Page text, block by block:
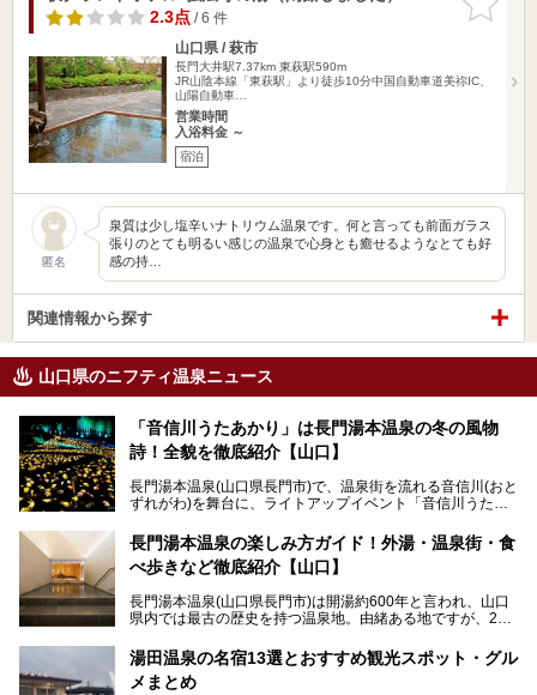
りに追加
2.3点/ 6 件
山口県 / 萩市
長門大井駅7.37km 東萩駅590m
JR山陰本線「東萩駅」より徒歩10分中国自動車道美祢IC、
山陽自動車…
営業時間
入浴料金 ～
宿泊
匿名
泉質は少し塩辛いナトリウム温泉です。何と言っても前面ガラス
張りのとても明るい感じの温泉で心身とも癒せるようなとても好
感の持…
関連情報から探す
山口県のニフティ温泉ニュース
「音信川うたあかり」は長門湯本温泉の冬の風物
詩！全貌を徹底紹介【山口】
長門湯本温泉(山口県長門市)で、温泉街を流れる音信川(おと
ずれがわ)を舞台に、ライトアップイベント「音信川うたあ
～3月3日(日)。詩のナレーションや音楽に合わせた幻想的な
光の演出や、地元児童生徒が製作した作品などを設置。温泉
街を一段と輝かせてくれます。
今回は筆者自ら「音信川うたあかり2024」を体験し、その
全貌を徹底紹介。また同時期に開催されている「湯道展in長
長門湯本温泉の楽しみ方ガイド！外湯・温泉街・食
べ歩きなど徹底紹介【山口】
長門湯本温泉(山口県長門市)は開湯約600年と言われ、山口
県内では最古の歴史を持つ温泉地。由緒ある地ですが、202
生まれ変わりました。
今回は、外湯(日帰り入浴施設)である「恩湯」をはじめ、温
湯田温泉の名宿13選とおすすめ観光スポット・グル
メまとめ